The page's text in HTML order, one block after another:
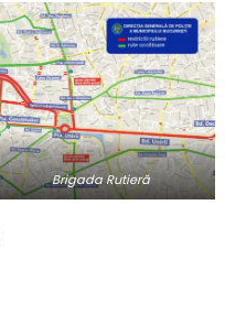
Brigada Rutieră